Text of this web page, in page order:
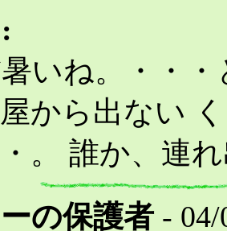
いね。・・
から出ない
。 誰か、連
の保護者 - 04/